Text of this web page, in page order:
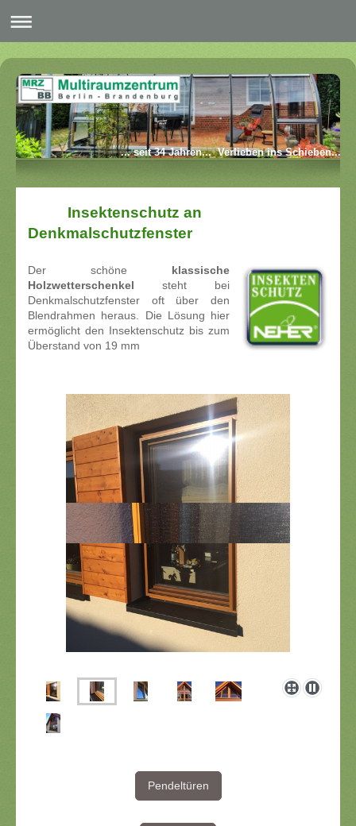
... seit 34 Jahren... Verlieben ins Schieben...
Insektenschutz an
Denkmalschutzfenster
Der schöne klassische
Holzwetterschenkel steht bei
Denkmalschutzfenster oft über den
Blendrahmen heraus. Die Lösung hier
ermöglicht den Insektenschutz bis zum
Überstand von 19 mm
Pendeltüren